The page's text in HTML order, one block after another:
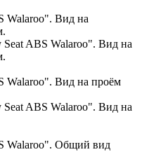
ABS Walaroo". Вид на
ABS Walaroo". Вид на